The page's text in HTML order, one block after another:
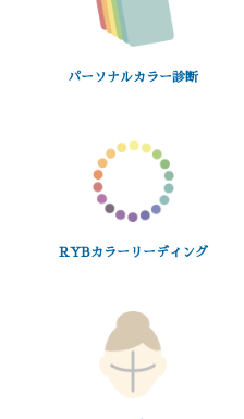
パーソナルカラー診断
RYBカラーリーディング